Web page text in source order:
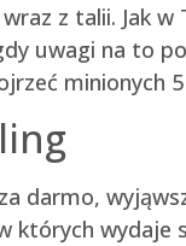
z talii. Jak w
uwagi na to
minionych
darmo,
których wydaje